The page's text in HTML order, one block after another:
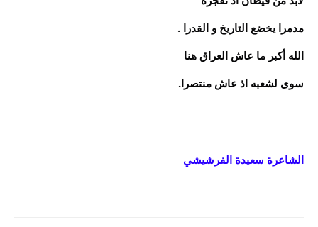
مدمرا يخضع التاريخ و القدرا .
الله أكبر ما عاش العراق هنا
سوى لشعبه اذ عاش منتصرا.
الشاعرة سعيدة الفرشيشي